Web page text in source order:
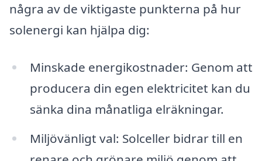
några av de viktigaste punkterna på hur
solenergi kan hjälpa dig:
Minskade energikostnader: Genom att
producera din egen elektricitet kan du
sänka dina månatliga elräkningar.
Miljövänligt val: Solceller bidrar till en